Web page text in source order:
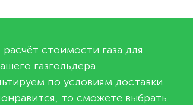
стоимости газа для
газгольдера.
по условиям доставки.
то сможете выбрать